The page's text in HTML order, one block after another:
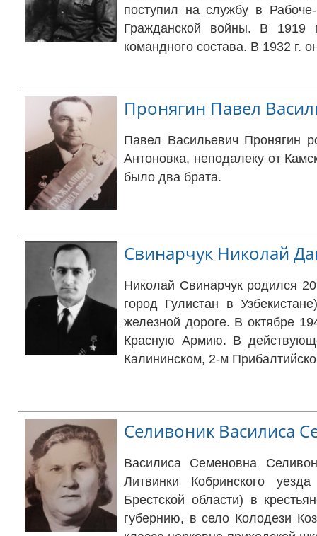
поступил на службу в
Гражданской войны. В 1919
командного состава. В 1932 г.
Пронягин Павел
Павел Васильевич Пронягин
Антоновка, неподалеку от
было два брата.
Свинарчук Николай
Николай Свинарчук родился
город Гулистан в
железной дороге. В октябре
Красную Армию. В
Калининском, 2-м
Селивоник Василиса
Василиса Семеновна
Литвинки Кобринского
Брестской области) в
губернию, в село Колодези